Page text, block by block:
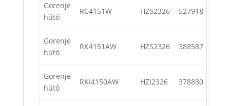
Gorenje
hűtő
RC4151W HZS2326 527918
Gorenje
hűtő
RK4151AW HZS2326 388587
Gorenje
hűtő
RKI4150AW HZI2326 378830